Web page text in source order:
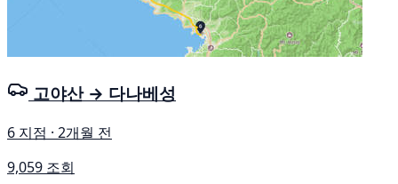
고야산 → 다나베성
6 지점 · 2개월 전
9,059 조회